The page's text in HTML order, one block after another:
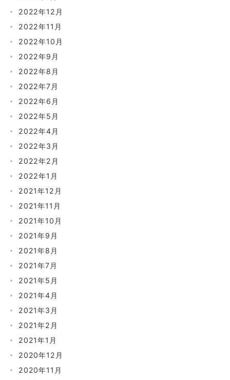
2022年12月
2022年11月
2022年10月
2022年9月
2022年8月
2022年7月
2022年6月
2022年5月
2022年4月
2022年3月
2022年2月
2022年1月
2021年12月
2021年11月
2021年10月
2021年9月
2021年8月
2021年7月
2021年5月
2021年4月
2021年3月
2021年2月
2021年1月
2020年12月
2020年11月